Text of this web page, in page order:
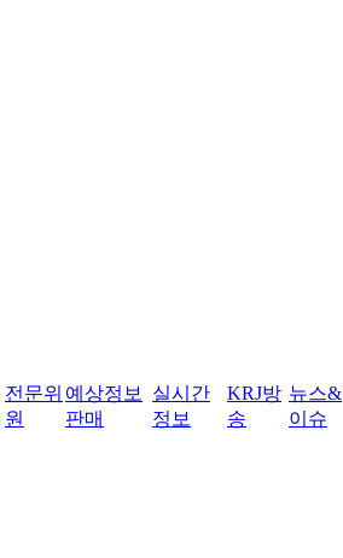
전문위
원
예상정보
판매
실시간
정보
KRJ방
송
뉴스&
이슈